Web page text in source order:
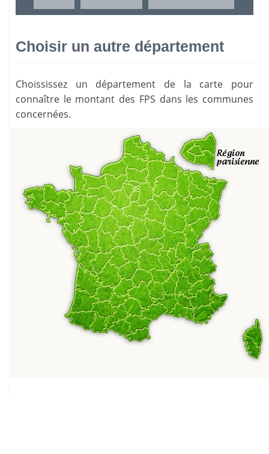
Choisir un autre département
Choississez un département de la carte pour
connaître le montant des FPS dans les communes
concernées.